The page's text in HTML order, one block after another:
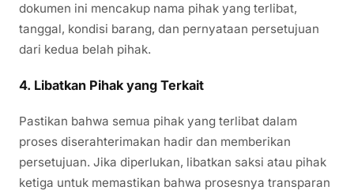
dokumen ini mencakup nama pihak yang terlibat,
tanggal, kondisi barang, dan pernyataan persetujuan
dari kedua belah pihak.
4. Libatkan Pihak yang Terkait
Pastikan bahwa semua pihak yang terlibat dalam
proses diserahterimakan hadir dan memberikan
persetujuan. Jika diperlukan, libatkan saksi atau pihak
ketiga untuk memastikan bahwa prosesnya transparan